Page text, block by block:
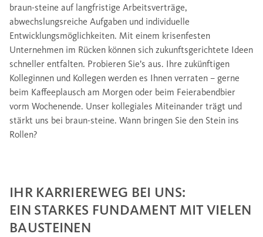
braun-steine auf langfristige Arbeitsverträge,
abwechslungsreiche Aufgaben und individuelle
Entwicklungsmöglichkeiten. Mit einem krisenfesten
Unternehmen im Rücken können sich zukunftsgerichtete Ideen
schneller entfalten. Probieren Sie’s aus. Ihre zukünftigen
Kolleginnen und Kollegen werden es Ihnen verraten – gerne
beim Kaffeeplausch am Morgen oder beim Feierabendbier
vorm Wochenende. Unser kollegiales Miteinander trägt und
stärkt uns bei braun-steine. Wann bringen Sie den Stein ins
Rollen?
IHR KARRIEREWEG BEI UNS:
EIN STARKES FUNDAMENT MIT VIELEN
BAUSTEINEN